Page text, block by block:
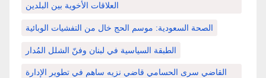
العلاقات الأخوية بين البلدين
الصحة السعودية: موسم الحج خال من التفشيات الوبائية
الطبقة السياسية في لبنان وفنّ الشلل المُدار
القاضي سرى الحسامي قاضي نزيه ساهم في تطوير الإدارة